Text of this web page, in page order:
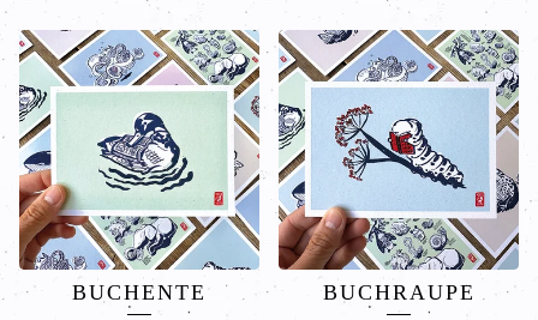
BUCHENTE BUCHRAUPE